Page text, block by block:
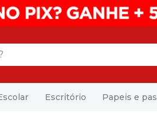
Escritório Papeis e